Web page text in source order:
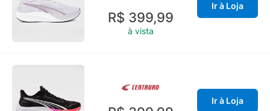
R$ 399,99
à vista
Ir à Loja
Ir à Loja